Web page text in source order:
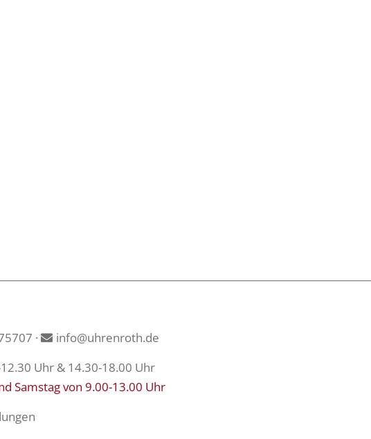
·
info@uhrenroth.de
Uhr & 14.30-18.00 Uhr
Samstag von 9.00-13.00 Uhr